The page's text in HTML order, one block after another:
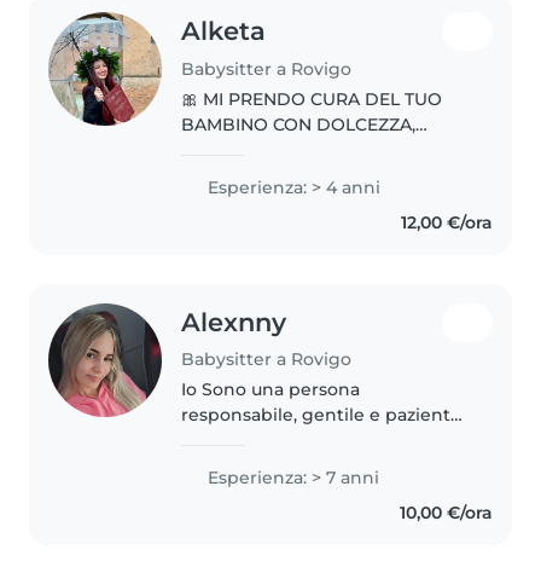
Alketa
Babysitter a Rovigo
🎀 MI PRENDO CURA DEL TUO
BAMBINO CON DOLCEZZA,
ANNI E SONO UN’EDUCATRICE
CON ESPERIENZA NELLA PRIMA
Esperienza: > 4 anni
12,00 €/ora
Alexnny
Babysitter a Rovigo
Io Sono una persona
responsabile, gentile e paziente.
bambini in un ambiente sicuro e
divertente. Sono puntuale,
attenta e impegnata nel loro
Esperienza: > 7 anni
10,00 €/ora